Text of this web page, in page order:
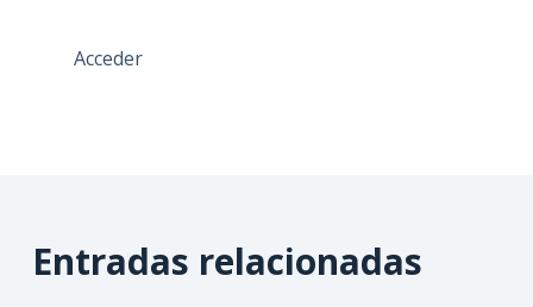
Acceder
Entradas relacionadas